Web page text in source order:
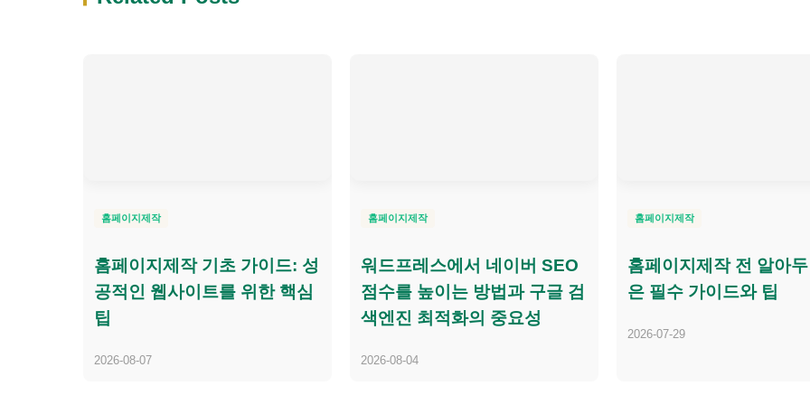
홈페이지제작
홈페이지제작 기초 가이드: 성
공적인 웹사이트를 위한 핵심
팁
2026-08-07
홈페이지제작
워드프레스에서 네이버 SEO
점수를 높이는 방법과 구글 검
색엔진 최적화의 중요성
2026-08-04
홈페이지제작
홈페이지제작 전 알아
은 필수 가이드와 팁
2026-07-29